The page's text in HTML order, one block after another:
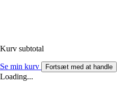
Kurv subtotal
Se min kurv Fortsæt med at handle
Loading...